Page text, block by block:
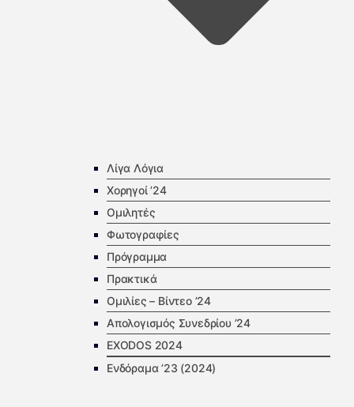
Λίγα Λόγια
Χορηγοί ’24
Ομιλητές
Φωτογραφίες
Πρόγραμμα
Πρακτικά
Ομιλίες – Βίντεο ’24
Απολογισμός Συνεδρίου ’24
EXODOS 2024
Ενδόραμα ’23 (2024)